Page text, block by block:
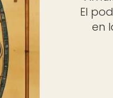
El
en